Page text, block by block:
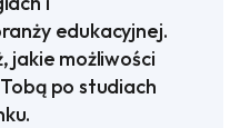
edukacyjnej.
jakie możliwości
po studiach